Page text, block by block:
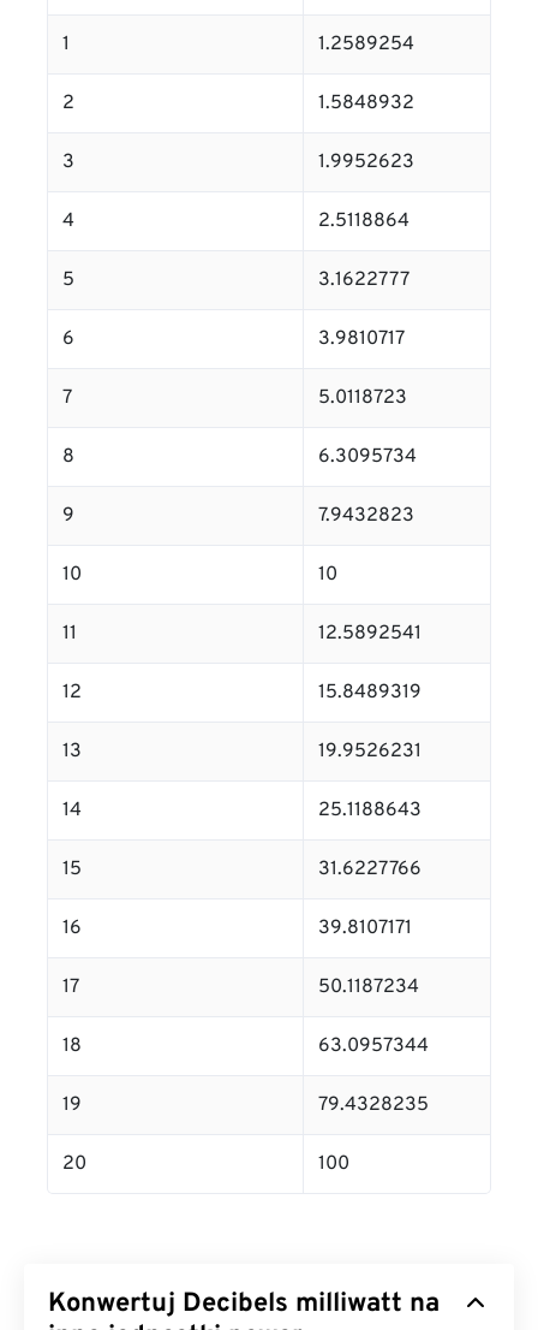
1 1.2589254
2 1.5848932
3 1.9952623
4 2.5118864
5 3.1622777
6 3.9810717
7 5.0118723
8 6.3095734
9 7.9432823
10 10
11 12.5892541
12 15.8489319
13 19.9526231
14 25.1188643
15 31.6227766
16 39.8107171
17 50.1187234
18 63.0957344
19 79.4328235
20 100
Konwertuj Decibels milliwatt na